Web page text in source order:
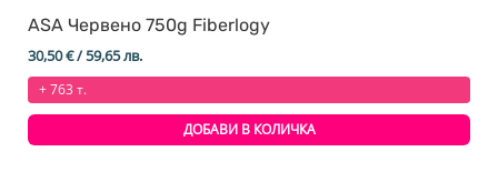
ASA Червено 750g Fiberlogy
30,50€/ 59,65 лв.
+ 763 т.
ДОБАВИ В КОЛИЧКА